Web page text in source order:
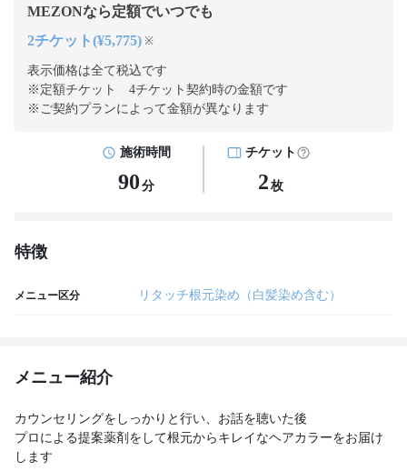
MEZONなら定額でいつでも
2チケット(¥5,775) ※
表示価格は全て税込です
※定額チケット 4チケット契約時の金額です
※ご契約プランによって金額が異なります
施術時間
90 分
チケット
2 枚
特徴
メニュー区分 リタッチ根元染め（白髪染め含む）
メニュー紹介
カウンセリングをしっかりと行い、お話を聴いた後
プロによる提案薬剤をして根元からキレイなヘアカラーをお届け
します